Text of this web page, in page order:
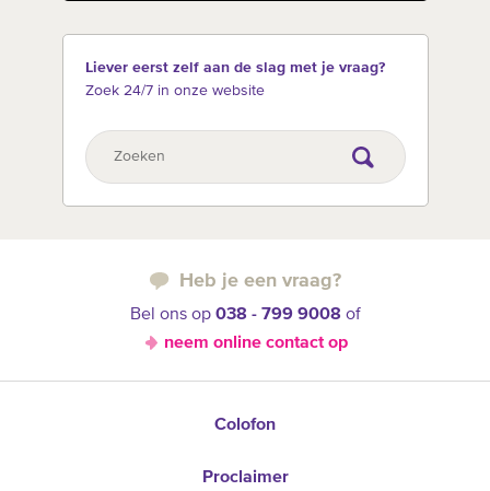
Liever eerst zelf aan de slag met je vraag?
Zoek 24/7 in onze website
Heb je een vraag?
Bel ons op 038 - 799 9008 of
neem online contact op
Colofon
Proclaimer